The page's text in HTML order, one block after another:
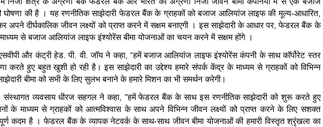
घोषणा की है । यह रणनीतिक साझेदारी फेडरल बैंक के ग्राहकों को बजाज आलियांज लाइफ की मूल्य-आधारित,
अपने दीर्घकालिक जीवन लक्ष्यों को प्राप्त करने में सक्षम बनाएगी । इस साझेदारी के आधार पर, फेडरल बैंक के
से बजाज आलियांज लाइफ इंश्योरेंस बीमा योजनाओं का चयन करने में सक्षम होंगे ।
और कंट्री हेड. पी. वी. जॉय ने कहा, “हमें बजाज आलियांज लाइफ इंश्योरेंस कंपनी के साथ कॉर्पोरेट स्तर
करते हुए बहुत खुशी हो रही है। इस साझेदारी का उद्देश्य हमारे संपर्क केंद्र के माध्यम से ग्राहकों को विभिन्न
बीमा को सभी के लिए सुलभ बनाने के हमारे मिशन का भी समर्थन करेगी।
व्यवसाय धीरज सहगल ने कहा, "हमें फेडरल बैंक के साथ इस रणनीतिक साझेदारी को शुरू करते हुए
के माध्यम से ग्राहकों को आत्मविश्वास के साथ अपने विभिन्न जीवन लक्ष्यों को प्राप्त करने के लिए सशक्त
कदम है । फेडरल बैंक के व्यापक नेटवर्क के साथ-साथ जीवन बीमा योजनाओं की हमारी विस्तृत श्रृंखला का